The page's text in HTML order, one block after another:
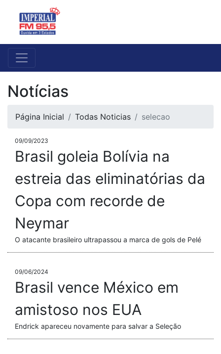
Notícias
Página Inicial Todas Noticias selecao
09/09/2023
Brasil goleia Bolívia na
estreia das eliminatórias da
Copa com recorde de
Neymar
O atacante brasileiro ultrapassou a marca de gols de Pelé
09/06/2024
Brasil vence México em
amistoso nos EUA
Endrick apareceu novamente para salvar a Seleção